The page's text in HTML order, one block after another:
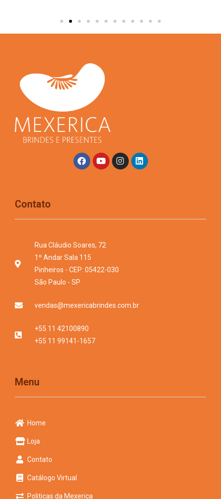
Contato
Rua Cláudio Soares, 72
1º Andar Sala 115
Pinheiros - CEP: 05422-030
São Paulo - SP
vendas@mexericabrindes.com.br
+55 11 42100890
+55 11 99141-1657
Menu
Home
Loja
Contato
Catálogo Virtual
Politicas da Mexerica